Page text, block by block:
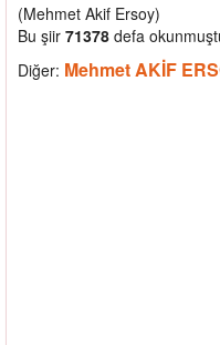
(Mehmet Akif Ersoy)
Bu şiir 71378 defa
Diğer: Mehmet AKİF